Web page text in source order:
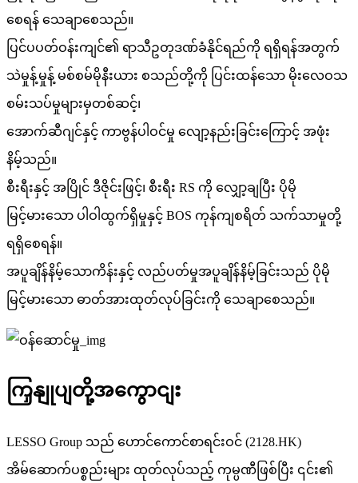
စေရန် သေချာစေသည်။
ပြင်ပပတ်ဝန်းကျင်၏ ရာသီဥတုဒဏ်ခံနိုင်ရည်ကို ရရှိရန်အတွက်
သဲမှုန့်မှုန့် မစ်စမ်မိုနီးယား စသည်တို့ကို ပြင်းထန်သော မိုးလေဝသ
စမ်းသပ်မှုများမှတစ်ဆင့်၊
အောက်ဆီဂျင်နှင့် ကာဗွန်ပါဝင်မှု လျော့နည်းခြင်းကြောင့် အဖုံး
နိမ့်သည်။
စီးရီးနှင့် အပြိုင် ဒီဇိုင်းဖြင့်၊ စီးရီး RS ကို လျှော့ချပြီး ပိုမို
မြင့်မားသော ပါဝါထွက်ရှိမှုနှင့် BOS ကုန်ကျစရိတ် သက်သာမှုတို့
ရရှိစေရန်။
အပူချိန်နိမ့်သောကိန်းနှင့် လည်ပတ်မှုအပူချိန်နိမ့်ခြင်းသည် ပိုမို
မြင့်မားသော ဓာတ်အားထုတ်လုပ်ခြင်းကို သေချာစေသည်။
ကြှနျုပျတို့အကွောငျး
LESSO Group သည် ဟောင်ကောင်စာရင်းဝင် (2128.HK)
အိမ်ဆောက်ပစ္စည်းများ ထုတ်လုပ်သည့် ကုမ္ပဏီဖြစ်ပြီး ၎င်း၏